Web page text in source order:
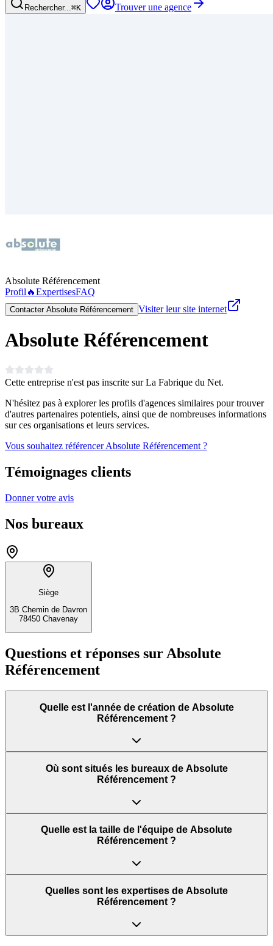
Rechercher...⌘K Trouver une agence
Absolute Référencement
Profil 🔥ExpertisesFAQ
Contacter Absolute Référencement Visiter leur site internet
Absolute Référencement
Cette entreprise n'est pas inscrite sur La Fabrique du Net.
N'hésitez pas à explorer les profils d'agences similaires pour trouver
d'autres partenaires potentiels, ainsi que de nombreuses informations
sur ces organisations et leurs services.
Vous souhaitez référencer Absolute Référencement ?
Témoignages clients
Donner votre avis
Nos bureaux
Siège
3B Chemin de Davron
78450 Chavenay
Questions et réponses surAbsolute
Référencement
Quelle est l'année de création de Absolute
Référencement ?
Où sont situés les bureaux de Absolute
Référencement ?
Quelle est la taille de l'équipe de Absolute
Référencement ?
Quelles sont les expertises de Absolute
Référencement ?